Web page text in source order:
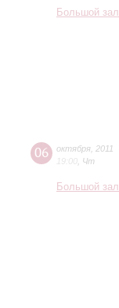
Большой зал
06 октября 2011
19:00 Чт
Большой зал